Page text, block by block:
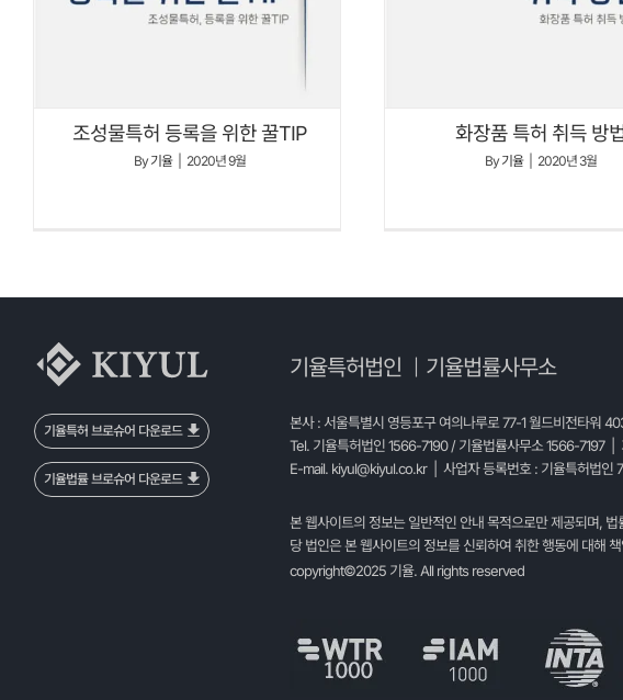
조성물특허 등록을 위한 꿀TIP
By기율 2020년 9월
화장품 특허 취득 방
By기율 2020년 3월
기율특허 브로슈어 다운로드
기율법률 브로슈어 다운로드
기율특허법인 기율법률사무소
본사 : 서울특별시 영등포구 여의나루로 77-1 월드비전타워
Tel. 기율특허법인 1566-7190 / 기율법률사무소 1566-
E-mail. kiyul@kiyul.co.kr| 사업자 등록번호 : 기율특허법
본 웹사이트의 정보는 일반적인 안내 목적으로만 제공되며,
당 법인은 본 웹사이트의 정보를 신뢰하여 취한 행동에 대해
copyright©2025 기율. All rights reserved